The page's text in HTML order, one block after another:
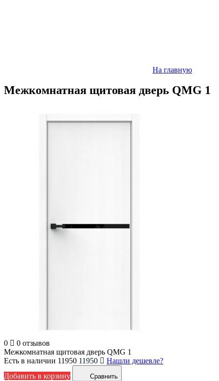
На главную
Межкомнатная щитовая дверь QMG 1
0
0 отзывов
Межкомнатная щитовая дверь QMG 1
Есть в наличии 11950 11950
Нашли дешевле?
Добавить в корзину
Сравнить